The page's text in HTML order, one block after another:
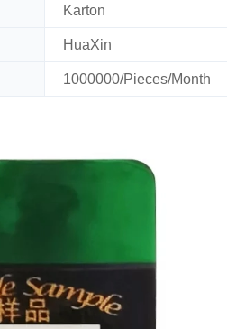
Karton
HuaXin
1000000/Pieces/Month